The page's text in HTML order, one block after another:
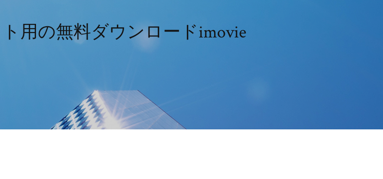
ト用の無料ダウンロードimovie